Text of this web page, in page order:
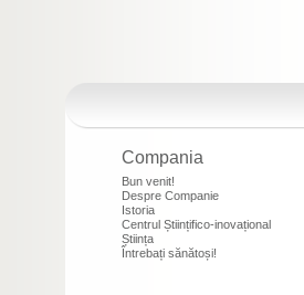
Compania
Bun venit!
Despre Companie
Istoria
Centrul Științifico-inovațional
Știința
Întrebați sănătoși!